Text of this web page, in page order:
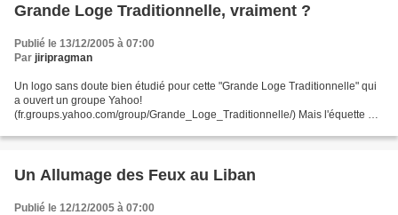
Grande Loge Traditionnelle, vraiment ?
Publié le 13/12/2005 à 07:00
Par jiripragman
Un logo sans doute bien étudié pour cette "Grande Loge Traditionnelle" qui
a ouvert un groupe Yahoo!
(fr.groups.yahoo.com/group/Grande_Loge_Traditionnelle/) Mais l'équette et
2005,...
Un Allumage des Feux au Liban
Publié le 12/12/2005 à 07:00